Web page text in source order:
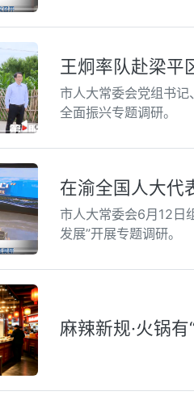
王炯率队赴梁平
市人大常委会党组书
全面振兴专题调研。
在渝全国人大代
市人大常委会6月12日
发展”开展专题调研。
麻辣新规·火锅